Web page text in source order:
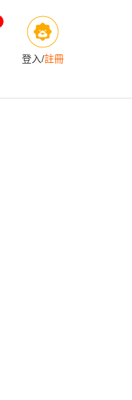
登入/註冊